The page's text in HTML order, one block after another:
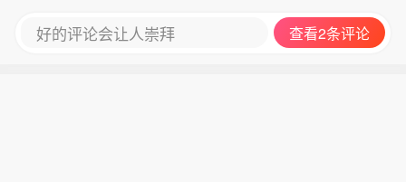
好的评论会让人崇拜 查看2条评论